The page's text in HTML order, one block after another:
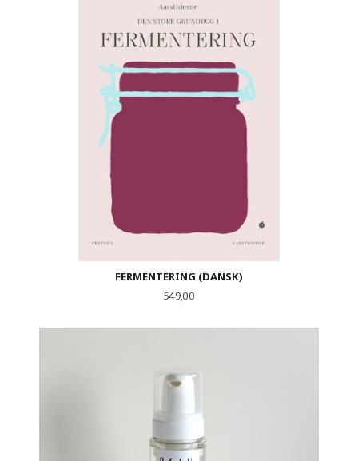
FERMENTERING (DANSK)
Pris
549,00